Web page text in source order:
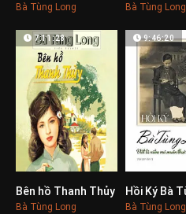
Bà Tùng Long Bà Tùng Long
0
7:11:28
Bên hồ Thanh Thủy
Bà Tùng Long
9:46:20
Bà Tùng Long